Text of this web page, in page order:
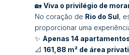
🏡 Viva o privilégio de
No coração de Rio do Sul,
proporcionar uma
✨ Apenas 14
📐 161,88 m² de área